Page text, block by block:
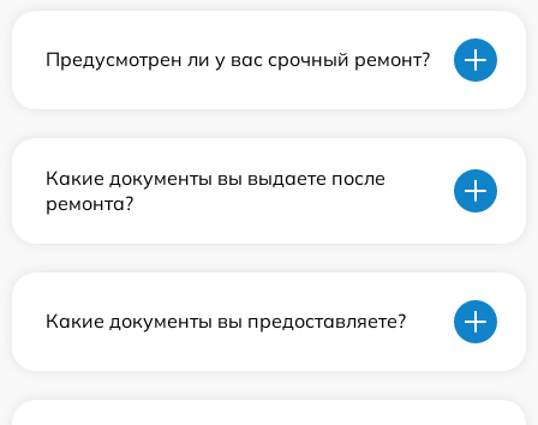
Предусмотрен ли у вас срочный ремонт?
Какие документы вы выдаете после
ремонта?
Какие документы вы предоставляете?